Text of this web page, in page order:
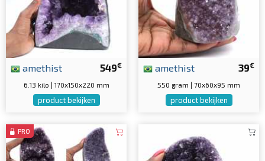
549€
amethist
6.13 kilo | 170x150x220 mm
product bekijken
39€
amethist
550 gram | 70x60x95 mm
product bekijken
PRO